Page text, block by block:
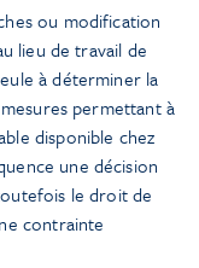
ou modification
lieu de travail de
à déterminer la
permettant à
disponible chez
une décision
le droit de
contrainte